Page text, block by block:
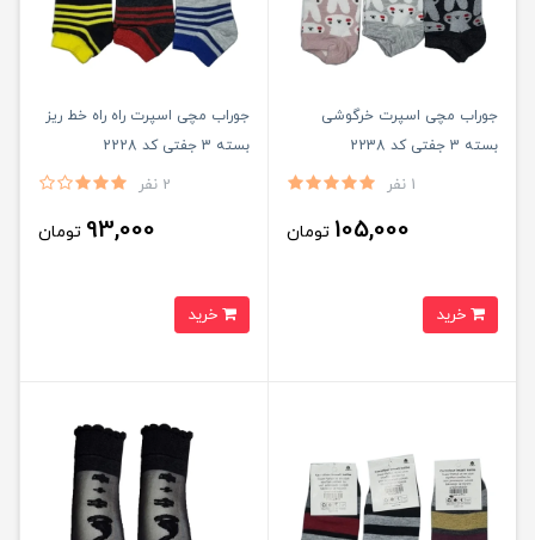
جوراب مچی اسپرت خرگوشی
بسته 3 جفتی کد 2238
1 نفر
105,000 تومان
جوراب مچی اسپرت راه راه خط ریز
بسته 3 جفتی کد 2228
2 نفر
93,000 تومان